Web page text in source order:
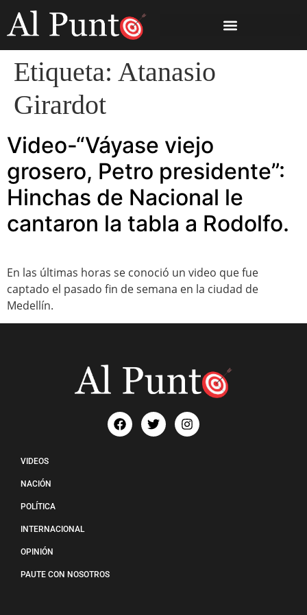
Etiqueta: Atanasio
Girardot
Video-“Váyase viejo
grosero, Petro presidente”:
Hinchas de Nacional le
cantaron la tabla a Rodolfo.
En las últimas horas se conoció un video que fue
captado el pasado fin de semana en la ciudad de
Medellín.
VIDEOS
NACIÓN
POLÍTICA
INTERNACIONAL
OPINIÓN
PAUTE CON NOSOTROS